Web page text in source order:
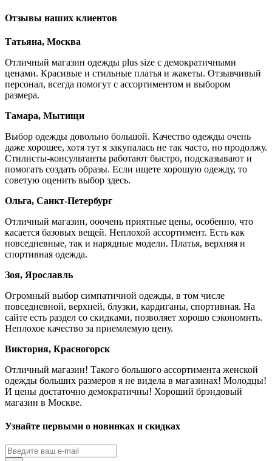
Отзывы наших клиентов
Татьяна, Москва
Отличный магазин одежды plus size с демократичными
ценами. Красивые и стильные платья и жакеты. Отзывчивый
персонал, всегда помогут с ассортиментом и выбором
размера.
Тамара, Мытищи
Выбор одежды довольно большой. Качество одежды очень
даже хорошее, хотя тут я закупалась не так часто, но продолжу.
Стилисты-консультанты работают быстро, подсказывают и
помогать создать образы. Если ищете хорошую одежду, то
советую оценить выбор здесь.
Ольга, Санкт-Петербург
Отличный магазин, ооочень приятные цены, особенно, что
касается базовых вещей. Неплохой ассортимент. Есть как
повседневные, так и нарядные модели. Платья, верхняя и
спортивная одежда.
Зоя, Ярославль
Огромный выбор симпатичной одежды, в том числе
повседневной, верхней, блузки, кардиганы, спортивная. На
сайте есть раздел со скидками, позволяет хорошо сэкономить.
Неплохое качество за приемлемую цену.
Виктория, Красногорск
Отличный магазин! Такого большого ассортимента женской
одежды больших размеров я не видела в магазинах! Молодцы!
И цены достаточно демократичны! Хороший брэндовый
магазин в Москве.
Узнайте первыми о новинках и скидках